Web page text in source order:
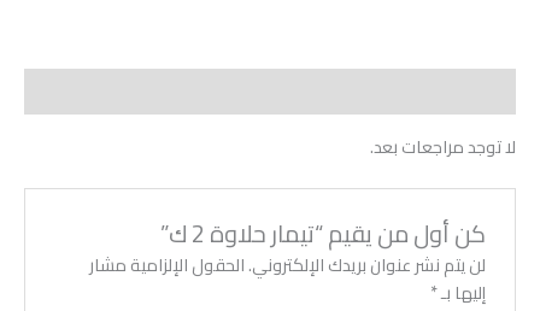
لا توجد مراجعات بعد.
كن أول من يقيم “تيمار حلاوة 2 ك”
لن يتم نشر عنوان بريدك الإلكتروني.الحقول الإلزامية مشار
إليها بـ*